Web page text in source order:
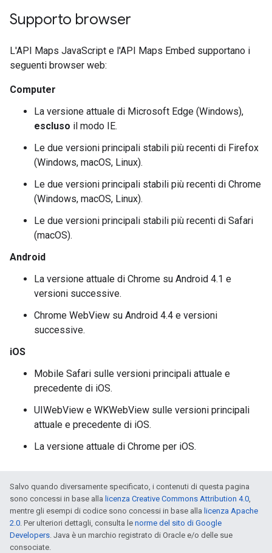
Supporto browser
L'API Maps JavaScript e l'API Maps Embed supportano i
seguenti browser web:
Computer
La versione attuale di Microsoft Edge (Windows),
escluso il modo IE.
Le due versioni principali stabili più recenti di Firefox
(Windows, macOS, Linux).
Le due versioni principali stabili più recenti di Chrome
(Windows, macOS, Linux).
Le due versioni principali stabili più recenti di Safari
(macOS).
Android
La versione attuale di Chrome su Android 4.1 e
versioni successive.
Chrome WebView su Android 4.4 e versioni
successive.
iOS
Mobile Safari sulle versioni principali attuale e
precedente di iOS.
UIWebView e WKWebView sulle versioni principali
attuale e precedente di iOS.
La versione attuale di Chrome per iOS.
Salvo quando diversamente specificato, i contenuti di questa pagina
sono concessi in base alla licenza Creative Commons Attribution 4.0,
mentre gli esempi di codice sono concessi in base alla licenza Apache
2.0. Per ulteriori dettagli, consulta le norme del sito di Google
Developers. Java è un marchio registrato di Oracle e/o delle sue
consociate.